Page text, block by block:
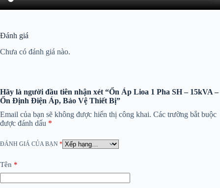
Đánh giá
Chưa có đánh giá nào.
Hãy là người đầu tiên nhận xét “Ổn Áp Lioa 1 Pha SH – 15kVA –
Ổn Định Điện Áp, Bảo Vệ Thiết Bị”
Email của bạn sẽ không được hiển thị công khai. Các trường bắt buộc
được đánh dấu *
ĐÁNH GIÁ CỦA BẠN *
Tên *